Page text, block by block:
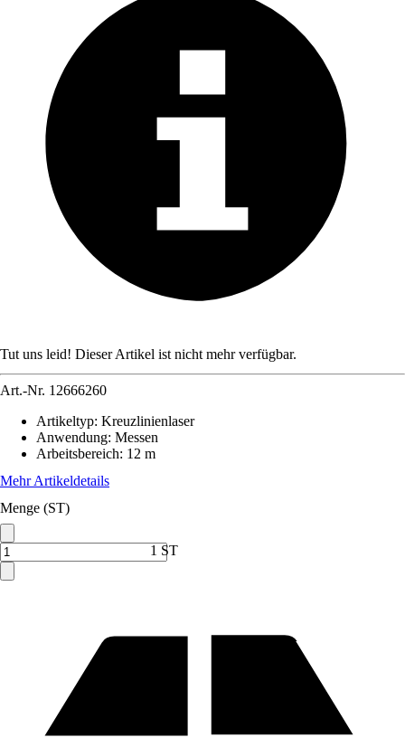
Tut uns leid! Dieser Artikel ist nicht mehr verfügbar.
Art.-Nr. 12666260
Artikeltyp: Kreuzlinienlaser
Anwendung: Messen
Arbeitsbereich: 12 m
Mehr Artikeldetails
Menge (ST)
1 ST